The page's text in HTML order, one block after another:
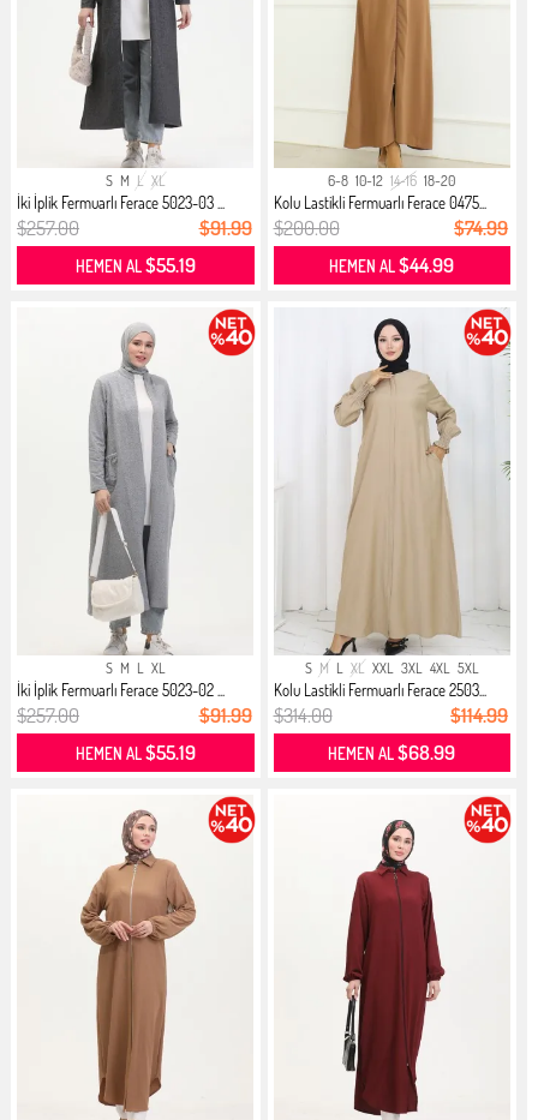
S M L XL
İki İplik Fermuarlı Ferace 5023-03 ...
$257.00 $91.99
HEMEN AL$55.19
6-8 10-12 14-16 18-20
Kolu Lastikli Fermuarlı Ferace 0475...
$200.00 $74.99
HEMEN AL$44.99
S M L XL
İki İplik Fermuarlı Ferace 5023-02 ...
$257.00 $91.99
HEMEN AL$55.19
S M L XL XXL 3XL 4XL 5XL
Kolu Lastikli Fermuarlı Ferace 2503...
$314.00 $114.99
HEMEN AL$68.99